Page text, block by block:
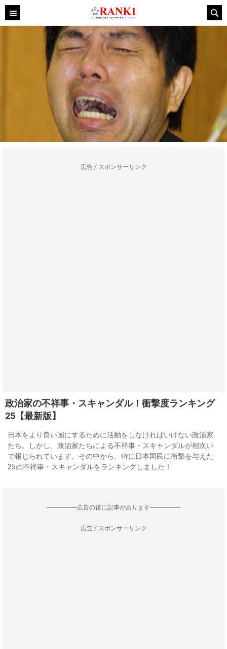
広告 / スポンサーリンク
政治家の不祥事・スキャンダル！衝撃度ランキング
25【最新版】
日本をより良い国にするために活動をしなければいけない政治家
たち。しかし、政治家たちによる不祥事・スキャンダルが相次い
で報じられています。その中から、特に日本国民に衝撃を与えた
25の不祥事・スキャンダルをランキングしました！
--------------------広告の後に記事があります--------------------
広告 / スポンサーリンク